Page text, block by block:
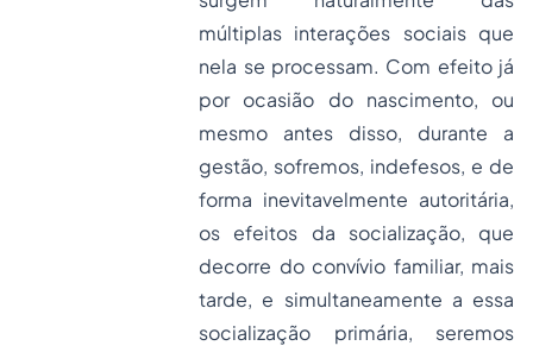
múltiplas interações sociais que
nela se processam. Com efeito já
por ocasião do nascimento, ou
mesmo antes disso, durante a
gestão, sofremos, indefesos, e de
forma inevitavelmente autoritária,
os efeitos da socialização, que
decorre do convívio familiar, mais
tarde, e simultaneamente a essa
socialização primária, seremos